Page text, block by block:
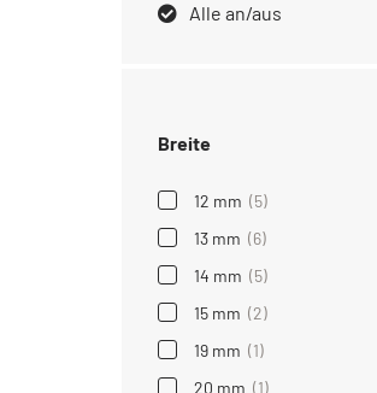
Alle an/aus
Breite
12 mm (5)
13 mm (6)
14 mm (5)
15 mm (2)
19 mm (1)
20 mm (1)